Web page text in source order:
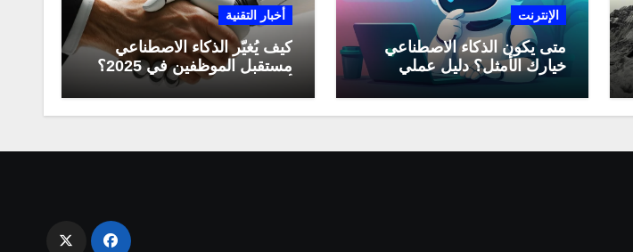
الإنترنت
متى يكون الذكاء الاصطناعي
خيارك الأمثل؟ دليل عملي
لاستخدامه في العمل اليومي
أخبار التقنية
كيف يُغيّر الذكاء الاصطناعي
مستقبل الموظفين في 2025؟
أبرز التحولات المهنية